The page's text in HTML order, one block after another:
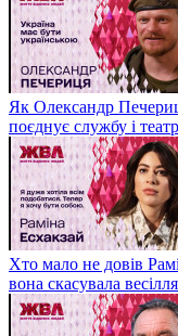
Як Олександр
поєднує службу і
Хто мало не довів
вона скасувала